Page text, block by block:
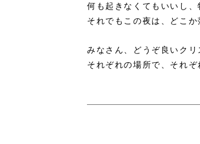
何も起きなくてもいいし、
それでもこの夜は、どこ
みなさん、どうぞ良いクリ
それぞれの場所で、それ